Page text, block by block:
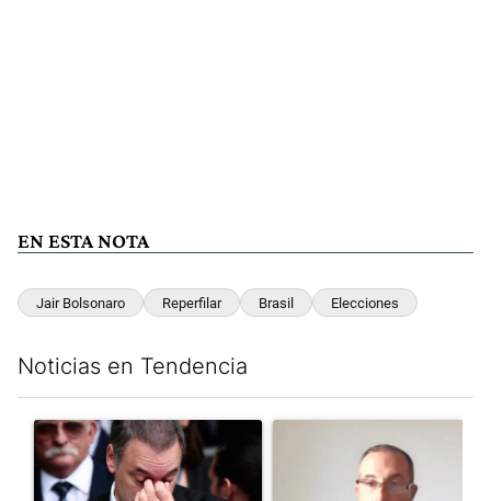
EN ESTA NOTA
Jair Bolsonaro Reperfilar Brasil Elecciones
Noticias en Tendencia
Un artículo de tendencia con el título "El fiscal intimó a